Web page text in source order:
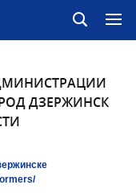
ДЗЕРЖИНСК